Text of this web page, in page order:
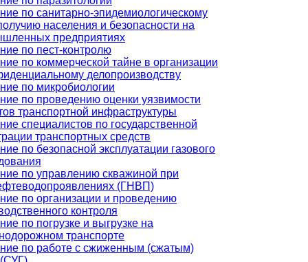
по санитарно-эпидемиологическому
населения и безопасности на
предприятиях
по пест-контролю
по коммерческой тайне в организации
делопроизводству
по микробиологии
по проведению оценки уязвимости
транспортной инфраструктуры
специалистов по государственной
транспортных средств
по безопасной эксплуатации газового
по управлению скважиной при
(ГНВП)
по организации и проведению
контроля
по погрузке и выгрузке на
транспорте
по работе с сжиженным (сжатым)